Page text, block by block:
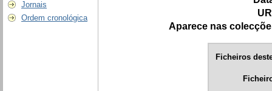
Jornais
Ordem cronológica
Aparece nas
Ficheiros